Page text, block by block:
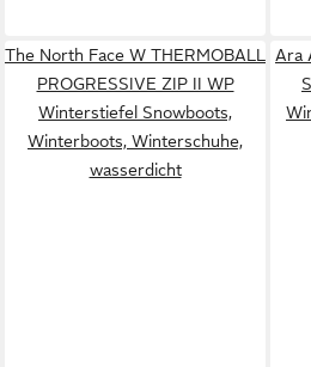
The North Face W THERMOBALL
PROGRESSIVE ZIP II WP
Winterstiefel Snowboots,
Winterboots, Winterschuhe,
wasserdicht
Ara